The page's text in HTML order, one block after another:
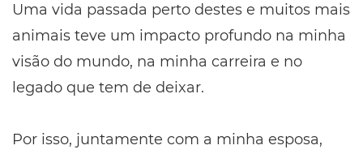
Uma vida passada perto destes e muitos mais
animais teve um impacto profundo na minha
visão do mundo, na minha carreira e no
legado que tem de deixar.
Por isso, juntamente com a minha esposa,